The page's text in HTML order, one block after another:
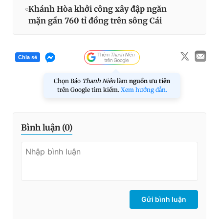
Khánh Hòa khởi công xây đập ngăn
mặn gần 760 tỉ đồng trên sông Cái
Chia sẻ
Chọn Báo Thanh Niên làm nguồn ưu tiên
trên Google tìm kiếm. Xem hướng dẫn.
Bình luận (0)
Gửi bình luận